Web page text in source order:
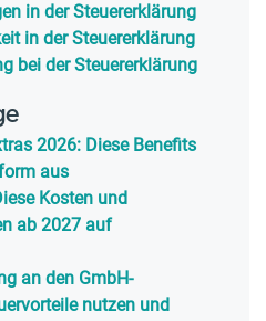
in der Steuererklärung
in der Steuererklärung
bei der Steuererklärung
2026: Diese Benefits
aus
Kosten und
ab 2027 auf
an den GmbH-
nutzen und